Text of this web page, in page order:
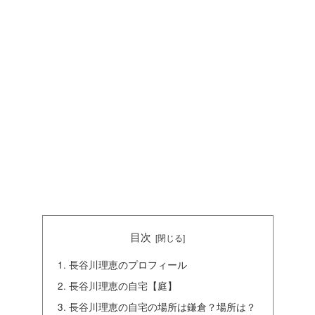
目次
長谷川理恵のプロフィール
長谷川理恵の自宅【庭】
長谷川理恵の自宅の場所は鎌倉？場所は？